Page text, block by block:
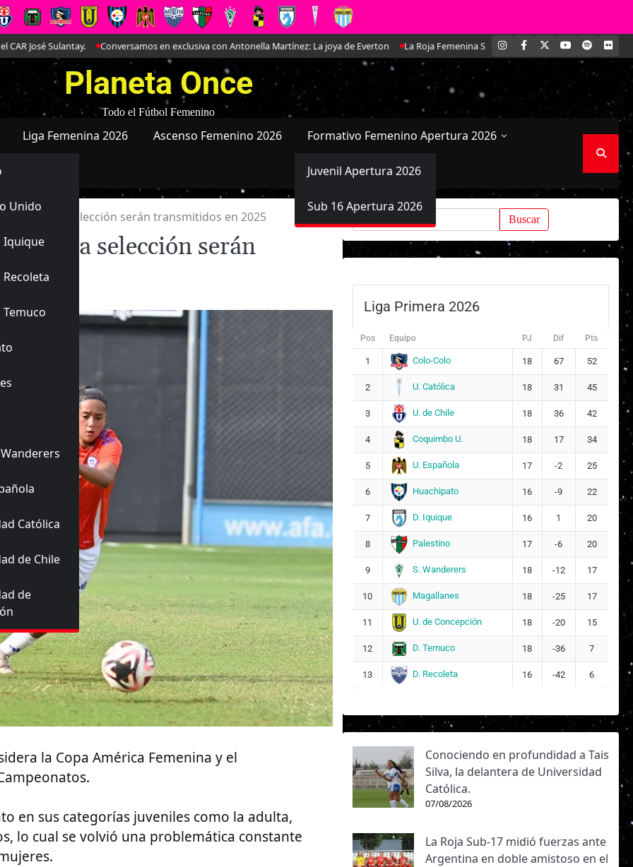
Conversamos en exclusiva con Antonella Martínez: La joya de Everton La Roja Femenina Sub-17 enfrentará a Argentina en doble
INSTAGRAM
FACEBOOK YOUTUBE
SPOTIFY
Planeta Once
Todo el Fútbol Femenino
Unido
Iquique
Católica
de Chile
de
Liga Femenina 2026 Ascenso Femenino 2026 Formativo Femenino Apertura 2026
Juvenil Apertura 2026
Sub 16 Apertura 2026
de la selección serán transmitidos en 2025
de la selección serán
la Copa América Femenina y el
en sus categorías juveniles como la adulta,
lo cual se volvió una problemática constante
Buscar:
Liga Primera 2026
Pos Equipo PJ Dif Pts
1 Colo-Colo 18 67 52
2 U. Católica 18 31 45
3 U. de Chile 18 36 42
4 Coquimbo U. 18 17 34
5 U. Española 17 -2 25
6 Huachipato 16 -9 22
7 D. Iquique 16 1 20
8 Palestino 17 -6 20
9 S. Wanderers 18 -12 17
10 Magallanes 18 -25 17
11 U. de Concepción 18 -20 15
12 D. Temuco 18 -36 7
13 D. Recoleta 16 -42 6
Conociendo en profundidad a Tais
Silva, la delantera de Universidad
Católica.
07/08/2026
La Roja Sub-17 midió fuerzas ante
Argentina en doble amistoso en el